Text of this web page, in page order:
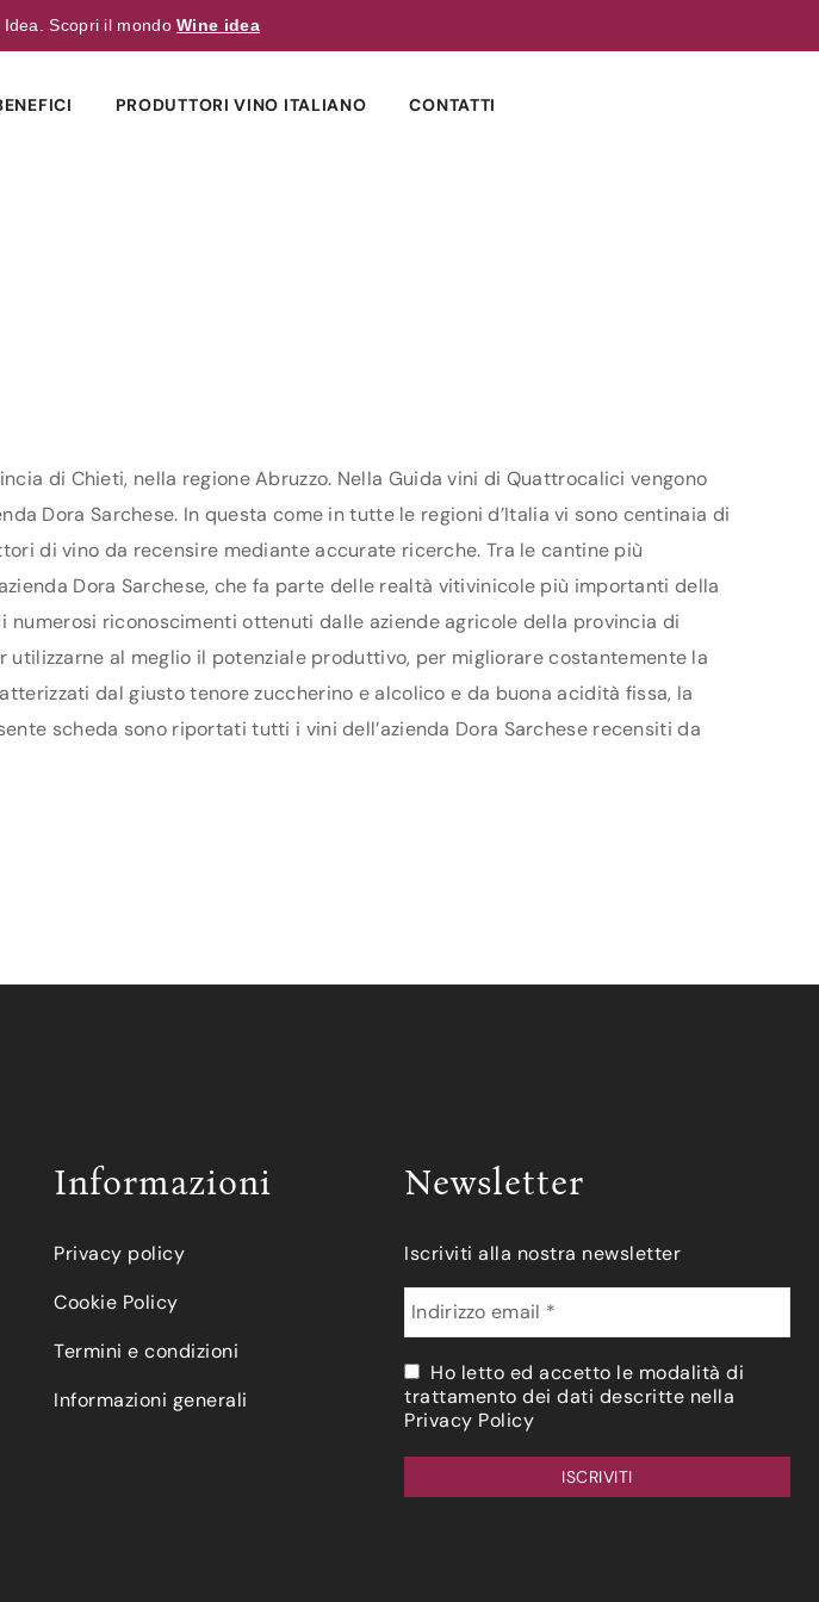
Idea. Scopri il mondoWine idea
PRODUTTORI VINO ITALIANO CONTATTI
di Chieti, nella regione Abruzzo. Nella Guida vini di Quattrocalici vengono
Dora Sarchese. In questa come in tutte le regioni d’Italia vi sono centinaia di
di vino da recensire mediante accurate ricerche. Tra le cantine più
Dora Sarchese, che fa parte delle realtà vitivinicole più importanti della
riconoscimenti ottenuti dalle aziende agricole della provincia di
al meglio il potenziale produttivo, per migliorare costantemente la
dal giusto tenore zuccherino e alcolico e da buona acidità fissa, la
scheda sono riportati tutti i vini dell’azienda Dora Sarchese recensiti da
Informazioni
Privacy policy
Cookie Policy
Termini e condizioni
Informazioni generali
Newsletter
Iscriviti alla nostra newsletter
Ho letto ed accetto le modalità di
trattamento dei dati descritte nella
Privacy Policy